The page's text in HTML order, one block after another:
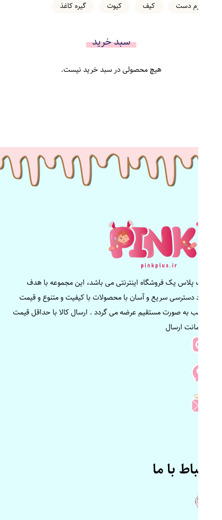
کرم دست
کیف کیوت گیره کاغذ
سبد خرید
هیچ محصولی در سبد خرید نیست.
پینک پلاس یک فروشگاه اینترنتی می باشد، این مجموعه با هدف
ایجاد دسترسی سریع و آسان با محصولات با کیفیت و متنوع و قیمت
مناسب به صورت مستقیم عرضه می گردد . ارسال کالا با حداقل قیمت
و ضمانت ارسال
ارتباط با ما